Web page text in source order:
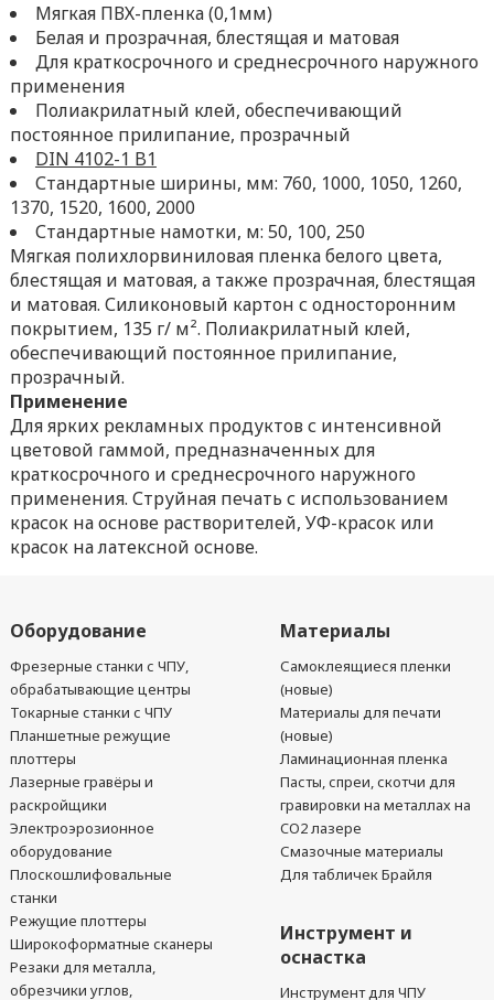
Мягкая ПВХ-пленка (0,1мм)
Белая и прозрачная, блестящая и матовая
Для краткосрочного и среднесрочного наружного
применения
Полиакрилатный клей, обеспечивающий
постоянное прилипание, прозрачный
DIN 4102-1 B1
Стандартные ширины, мм: 760, 1000, 1050, 1260,
1370, 1520, 1600, 2000
Стандартные намотки, м: 50, 100, 250
Мягкая полихлорвиниловая пленка белого цвета,
блестящая и матовая, а также прозрачная, блестящая
и матовая. Силиконовый картон с односторонним
покрытием, 135 г/ м². Полиакрилатный клей,
обеспечивающий постоянное прилипание,
прозрачный.
Применение
Для ярких рекламных продуктов с интенсивной
цветовой гаммой, предназначенных для
краткосрочного и среднесрочного наружного
применения. Струйная печать с использованием
красок на основе растворителей, УФ-красок или
красок на латексной основе.
Оборудование
Фрезерные станки с ЧПУ,
обрабатывающие центры
Токарные станки с ЧПУ
Планшетные режущие
плоттеры
Лазерные гравёры и
раскройщики
Электроэрозионное
оборудование
Плоскошлифовальные
станки
Режущие плоттеры
Широкоформатные сканеры
Резаки для металла,
обрезчики углов,
Материалы
Самоклеящиеся пленки
(новые)
Материалы для печати
(новые)
Ламинационная пленка
Пасты, спреи, скотчи для
гравировки на металлах на
CO2 лазере
Смазочные материалы
Для табличек Брайля
Инструмент и
оснастка
Инструмент для ЧПУ